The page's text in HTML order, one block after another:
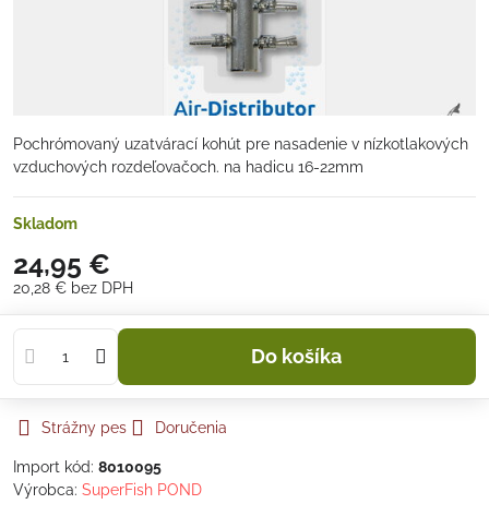
Pochrómovaný uzatvárací kohút pre nasadenie v nízkotlakových
vzduchových rozdeľovačoch. na hadicu 16-22mm
Skladom
24,95 €
20,28 € bez DPH
Do košíka
Strážny pes Doručenia
Import kód: 8010095
Výrobca: SuperFish POND